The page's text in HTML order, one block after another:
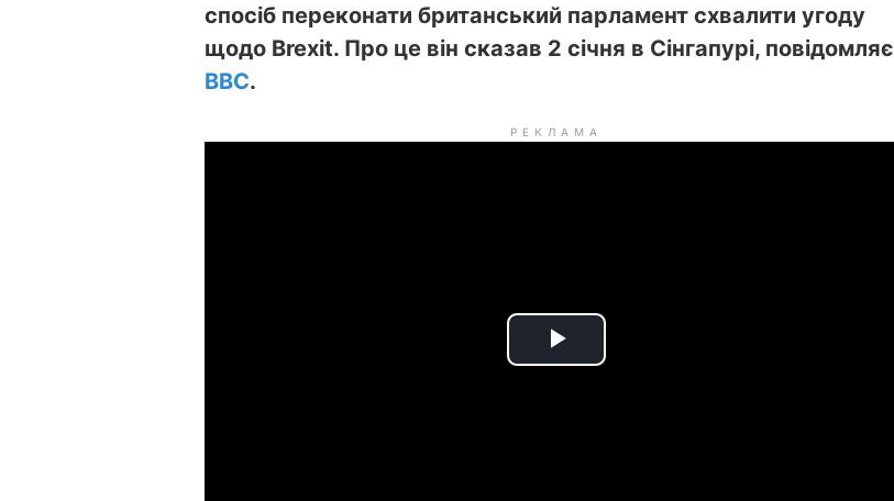
спосіб переконати британський парламент схвалити угоду
щодо Brexit. Про це він сказав 2 січня в Сінгапурі, повідомляє
BBC.
РЕКЛАМА
P